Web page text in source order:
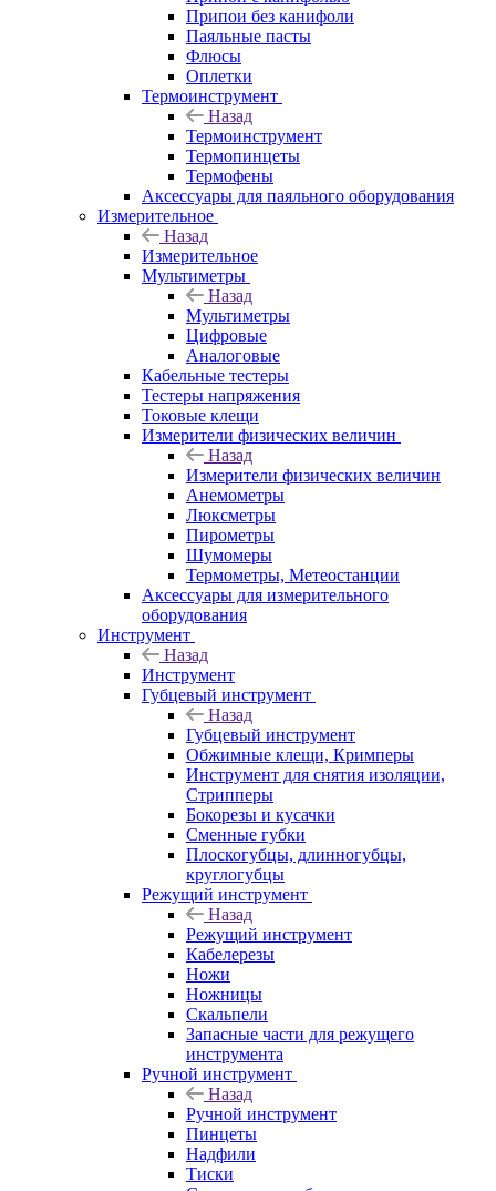
Припои без канифоли
Паяльные пасты
Флюсы
Оплетки
Термоинструмент
Назад
Термоинструмент
Термопинцеты
Термофены
Аксессуары для паяльного оборудования
Измерительное
Назад
Измерительное
Мультиметры
Назад
Мультиметры
Цифровые
Аналоговые
Кабельные тестеры
Тестеры напряжения
Токовые клещи
Измерители физических величин
Назад
Измерители физических величин
Анемометры
Люксметры
Пирометры
Шумомеры
Термометры, Метеостанции
Аксессуары для измерительного
оборудования
Инструмент
Назад
Инструмент
Губцевый инструмент
Назад
Губцевый инструмент
Обжимные клещи, Кримперы
Инструмент для снятия изоляции,
Стрипперы
Бокорезы и кусачки
Сменные губки
Плоскогубцы, длинногубцы,
круглогубцы
Режущий инструмент
Назад
Режущий инструмент
Кабелерезы
Ножи
Ножницы
Скальпели
Запасные части для режущего
инструмента
Ручной инструмент
Назад
Ручной инструмент
Пинцеты
Надфили
Тиски